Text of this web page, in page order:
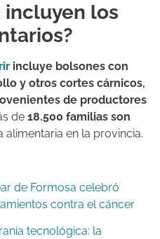
incluyen los
incluye bolsones con
y otros cortes cárnicos,
de productores
de 18.500 familias son
alimentaria en la provincia.
de Formosa celebró
contra el cáncer
tecnológica: la